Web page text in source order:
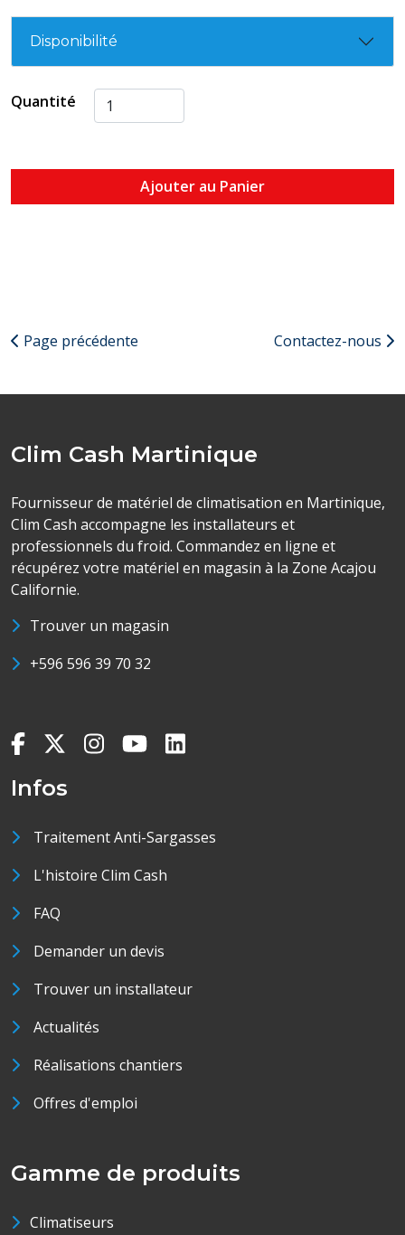
Disponibilité
Quantité
Ajouter au Panier
Page précédente Contactez-nous
Clim Cash Martinique
Fournisseur de matériel de climatisation en Martinique,
Clim Cash accompagne les installateurs et
professionnels du froid. Commandez en ligne et
récupérez votre matériel en magasin à la Zone Acajou
Californie.
Trouver un magasin
+596 596 39 70 32
Infos
Traitement Anti-Sargasses
L'histoire Clim Cash
FAQ
Demander un devis
Trouver un installateur
Actualités
Réalisations chantiers
Offres d'emploi
Gamme de produits
Climatiseurs